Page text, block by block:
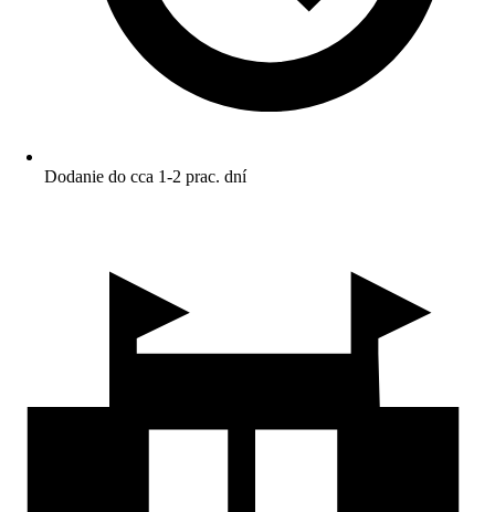
Dodanie do cca 1-2 prac. dní